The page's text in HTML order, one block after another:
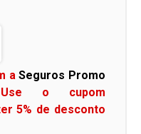
aSeguros Promo
o cupom
5% de desconto